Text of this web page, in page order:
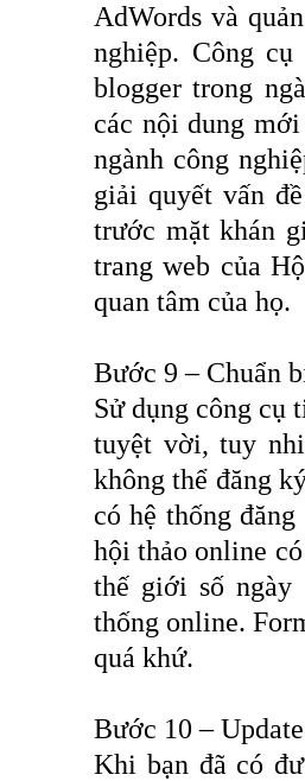
AdWords và
nghiệp. Công
blogger trong
các nội dung
ngành công
giải quyết vấn
trước mặt khán
trang web của
quan tâm của họ.
Bước 9 – Chuẩn
Sử dụng công cụ
tuyệt vời, tuy
không thể đăng
có hệ thống
hội thảo online
thế giới số ngày
thống online.
quá khứ.
Bước 10 –
Khi bạn đã có